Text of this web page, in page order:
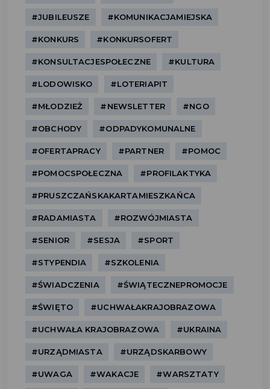
#JUBILEUSZE #KOMUNIKACJAMIEJSKA
#KONKURS #KONKURSOFERT
#KONSULTACJESPOŁECZNE #KULTURA
#LODOWISKO #LOTERIAPIT
#MŁODZIEŻ #NEWSLETTER #NGO
#OBCHODY #ODPADYKOMUNALNE
#OFERTAPRACY #PARTNER #POMOC
#POMOCSPOŁECZNA #PROFILAKTYKA
#PRUSZCZAŃSKAKARTAMIESZKAŃCA
#RADAMIASTA #ROZWÓJMIASTA
#SENIOR #SESJA #SPORT
#STYPENDIA #SZKOLENIA
#ŚWIADCZENIA #ŚWIĄTECZNEPROMOCJE
#ŚWIĘTO #UCHWAŁAKRAJOBRAZOWA
#UCHWAŁA KRAJOBRAZOWA #UKRAINA
#URZĄDMIASTA #URZĄDSKARBOWY
#UWAGA #WAKACJE #WARSZTATY